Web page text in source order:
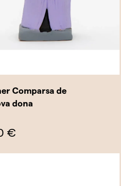
Comparsa de
dona
€